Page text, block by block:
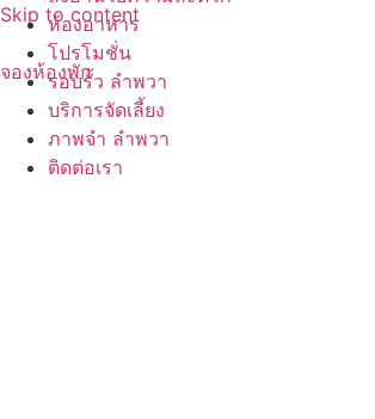
Skip to content
จองห้องพัก
ห้องอาหาร
โปรโมชั่น
รอบรั้ว ลำพวา
บริการจัดเลี้ยง
ภาพจำ ลำพวา
ติดต่อเรา